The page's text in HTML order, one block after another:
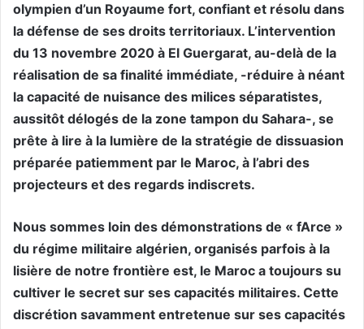
olympien d’un Royaume fort, confiant et résolu dans
la défense de ses droits territoriaux. L’intervention
du 13 novembre 2020 à El Guergarat, au-delà de la
réalisation de sa finalité immédiate, -réduire à néant
la capacité de nuisance des milices séparatistes,
aussitôt délogés de la zone tampon du Sahara-, se
prête à lire à la lumière de la stratégie de dissuasion
préparée patiemment par le Maroc, à l’abri des
projecteurs et des regards indiscrets.
Nous sommes loin des démonstrations de « fArce »
du régime militaire algérien, organisés parfois à la
lisière de notre frontière est, le Maroc a toujours su
cultiver le secret sur ses capacités militaires. Cette
discrétion savamment entretenue sur ses capacités